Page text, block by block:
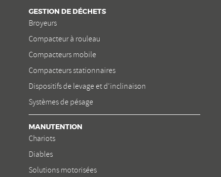
GESTION DE DÉCHETS
Broyeurs
Compacteur à rouleau
Compacteurs mobile
Compacteurs stationnaires
Dispositifs de levage et d'inclinaison
Systèmes de pésage
MANUTENTION
Chariots
Diables
Solutions motorisées